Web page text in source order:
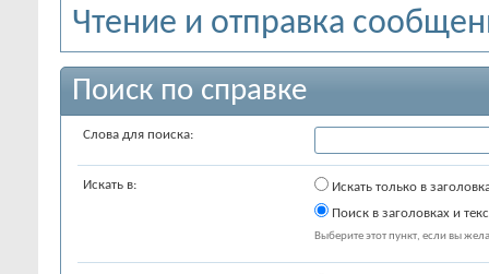
Чтение и отправка
Поиск по справке
Слова для поиска:
Искать в:
Искать только в
Поиск в заголовках и
Выберите этот пункт, если вы